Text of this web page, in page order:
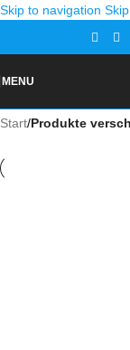
Skip to navigation
MENU
Start/Produkte